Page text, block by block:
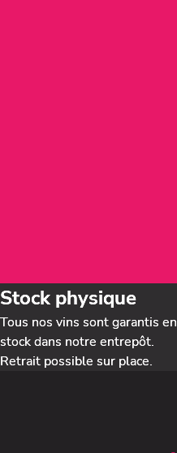
Stock physique
Tous nos vins sont garantis en
stock dans notre entrepôt.
Retrait possible sur place.